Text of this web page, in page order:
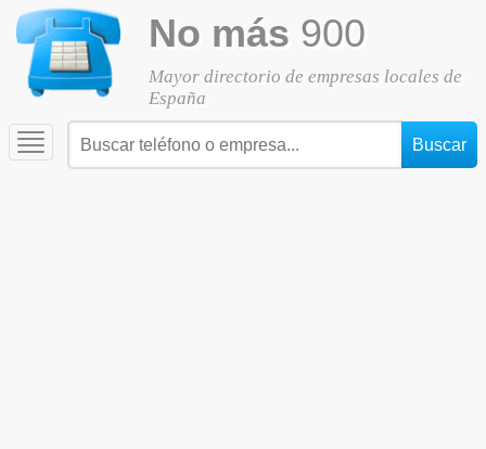
No más 900
Mayor directorio de empresas locales de
España
Toggle
navigation